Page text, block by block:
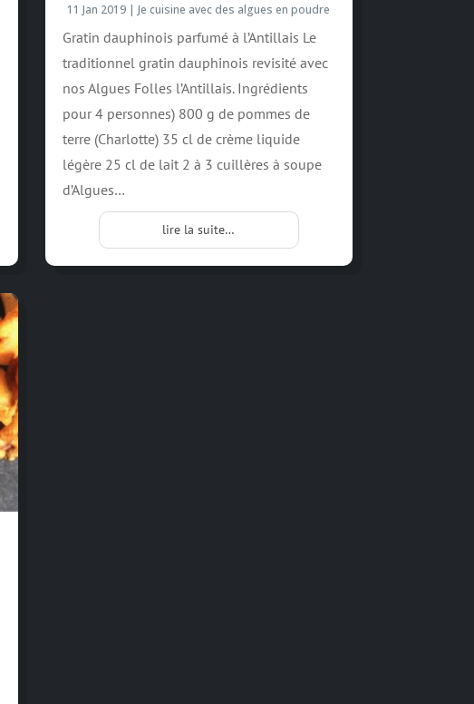
11 Jan 2019 |Je cuisine avec des algues en poudre
Gratin dauphinois parfumé à l’Antillais Le
traditionnel gratin dauphinois revisité avec
nos Algues Folles l’Antillais. Ingrédients
pour 4 personnes) 800 g de pommes de
terre (Charlotte) 35 cl de crème liquide
légère 25 cl de lait 2 à 3 cuillères à soupe
d’Algues…
lire la suite…